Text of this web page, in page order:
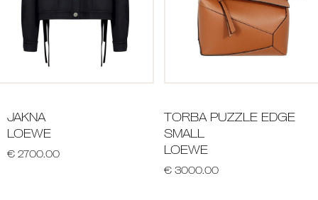
JAKNA
LOEWE
€ 2700.00
TORBA PUZZLE EDGE
SMALL
LOEWE
€ 3000.00